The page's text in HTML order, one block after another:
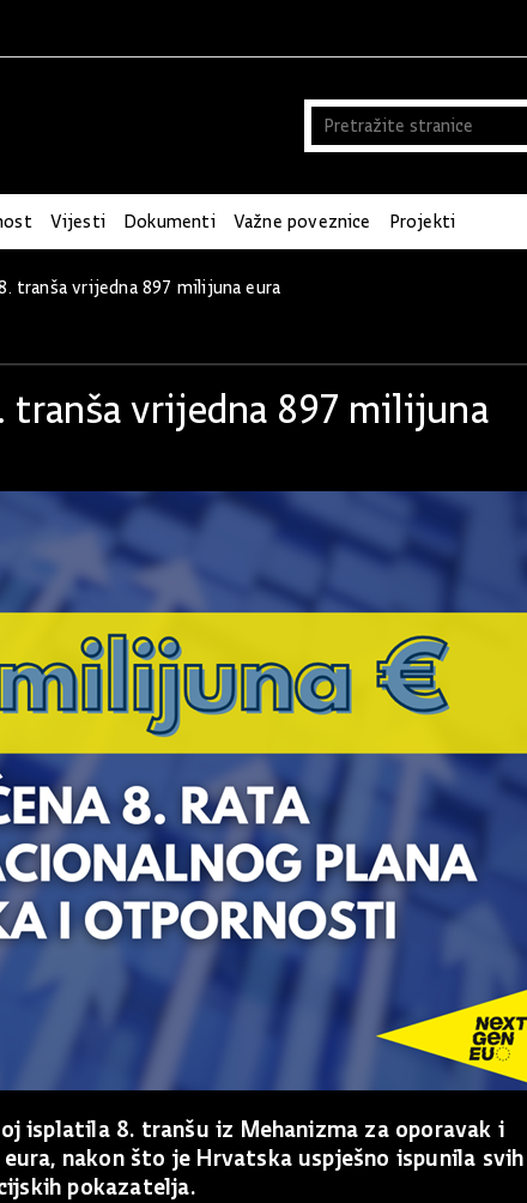
Vijesti Dokumenti Važne poveznice Projekti
tranša vrijedna 897 milijuna eura
tranša vrijedna 897 milijuna
isplatila 8. tranšu iz Mehanizma za oporavak i
nakon što je Hrvatska uspješno ispunila svih
pokazatelja.